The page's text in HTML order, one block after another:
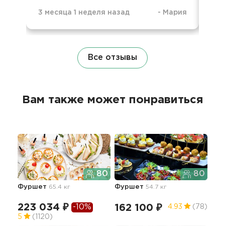
3 месяца 1 неделя назад - Мария
Все отзывы
Вам также может понравиться
80
Фуршет 65.4 кг
223 034 ₽ -10%
5 (1120)
80
Фуршет 54.7 кг
162 100 ₽ 4.93 (78)